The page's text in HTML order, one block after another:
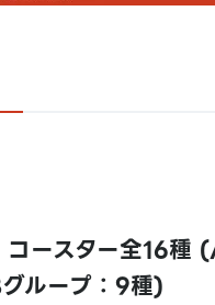
ースター全16種
ループ：9種)